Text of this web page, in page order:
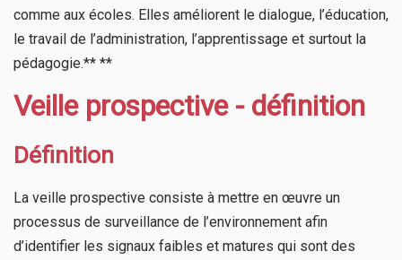
comme aux écoles. Elles améliorent le dialogue, l’éducation,
le travail de l’administration, l’apprentissage et surtout la
pédagogie.** **
Veille prospective - définition
Définition
La veille prospective consiste à mettre en œuvre un
processus de surveillance de l’environnement afin
d’identifier les signaux faibles et matures qui sont des